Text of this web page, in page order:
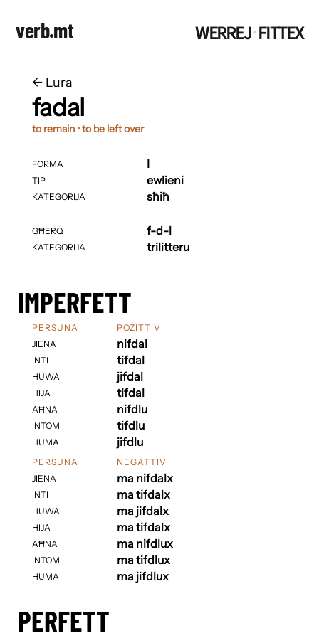
verb.mt WERREJ·FITTEX
← ​​Lura
fadal
to remain • to be left over
FORMA
TIP
KATEGORIJA
GĦERQ
KATEGORIJA
I
ewlieni
sħiħ
f-d-l
trilitteru
IMPERFETT
PERSUNA
JIENA
INTI
HUWA
HIJA
AĦNA
INTOM
HUMA
POŻITTIV
nifdal
tifdal
jifdal
tifdal
nifdlu
tifdlu
jifdlu
PERSUNA
JIENA
INTI
HUWA
HIJA
AĦNA
INTOM
HUMA
NEGATTIV
ma nifdalx
ma tifdalx
ma jifdalx
ma tifdalx
ma nifdlux
ma tifdlux
ma jifdlux
PERFETT